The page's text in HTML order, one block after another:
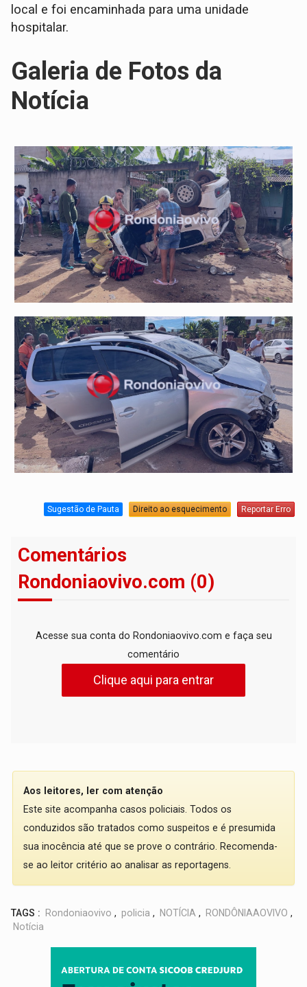
local e foi encaminhada para uma unidade
hospitalar.
Galeria de Fotos da
Notícia
Sugestão de Pauta Direito ao esquecimento Reportar Erro
Comentários
Rondoniaovivo.com (0)
Acesse sua conta do Rondoniaovivo.com e faça seu
comentário
Clique aqui para entrar
Aos leitores, ler com atenção
Este site acompanha casos policiais. Todos os
conduzidos são tratados como suspeitos e é presumida
sua inocência até que se prove o contrário. Recomenda-
se ao leitor critério ao analisar as reportagens.
TAGS : Rondoniaovivo , policia , NOTÍCIA , RONDÔNIAAOVIVO ,
Notícia